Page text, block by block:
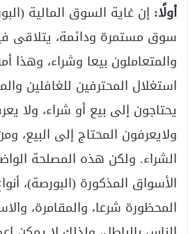
أولًا: إن غاية السوق المالية
سوق مستمرة ودائمة، يتلاقى
والمتعاملون بيعا وشراء، وهذا
استغلال المحترفين للغافلين
يحتاجون إلى بيع أو شراء، ولا
ولايعرفون المحتاج إلى البيع،
الشراء. ولكن هذه المصلحة
الأسواق المذكورة (البورصة)،
المحظورة شرعا، والمقامرة،